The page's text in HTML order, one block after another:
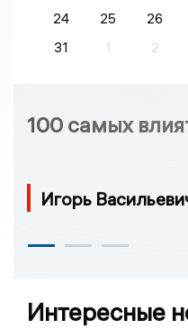
24
25 26
31
1 2
100 самых
Игорь
Интересные